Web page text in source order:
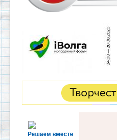
Решаем вместе